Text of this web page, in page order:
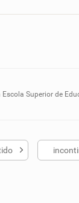
Superior de